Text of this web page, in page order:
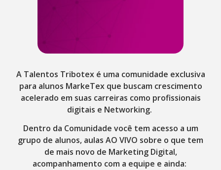
A Talentos Tribotex é uma comunidade exclusiva
para alunos MarkeTex que buscam crescimento
acelerado em suas carreiras como profissionais
digitais e Networking.
Dentro da Comunidade você tem acesso a um
grupo de alunos, aulas AO VIVO sobre o que tem
de mais novo de Marketing Digital,
acompanhamento com a equipe e ainda: